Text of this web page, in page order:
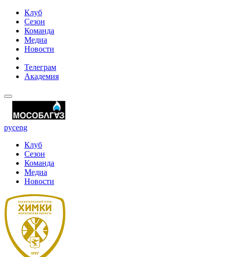
Клуб
Сезон
Команда
Медиа
Новости
Телеграм
Академия
русeng
Клуб
Сезон
Команда
Медиа
Новости